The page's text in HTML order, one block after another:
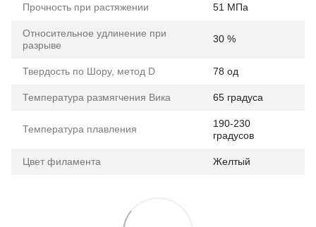
Прочность при растяжении 51 МПа
Относительное удлинение при
разрыве
30 %
Твердость по Шору, метод D 78 од
Температура размягчения Вика 65 градуса
Температура плавления
190-230
градусов
Цвет филамента Желтый